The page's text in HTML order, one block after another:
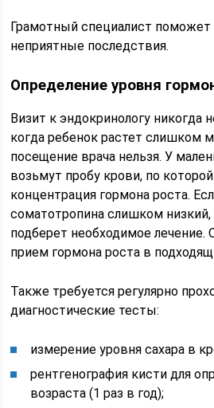
Грамотный специалист поможет
неприятные последствия.
Определение уровня
Визит к эндокринологу никогда
когда ребенок растет слишком
посещение врача нельзя. У
возьмут пробу крови, по
концентрация гормона роста.
соматотропина слишком низкий,
подберет необходимое лечение.
прием гормона роста в
Также требуется регулярно
диагностические тесты:
измерение уровня сахара в
рентгенография кисти для
возраста (1 раз в год);